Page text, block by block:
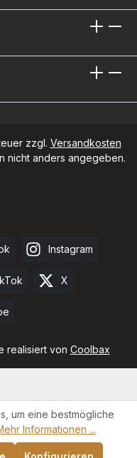
zzgl. Versandkosten
nicht anders angegeben.
Instagram
X
realisiert von Coolbax
um eine bestmögliche
Informationen ...